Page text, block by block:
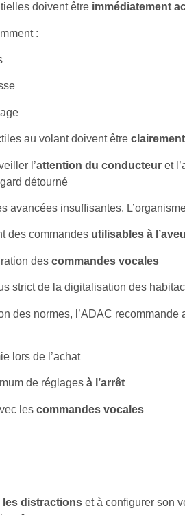
doivent être immédiatement
:
au volant doivent être
l’attention du conducteur et
détourné
avancées insuffisantes.
des commandes utilisables à
des commandes vocales
strict de la digitalisation des
des normes, l’ADAC recommande
lors de l’achat
de réglages à l’arrêt
les commandes vocales
les distractions et à configurer son